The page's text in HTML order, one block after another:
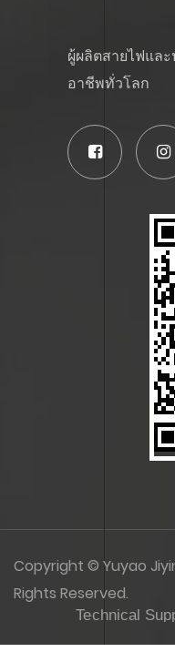
ผู้ผลิตสายไฟแล
อาชีพทั่วโลก
Copyright © Yuyao
Rights Reserved.